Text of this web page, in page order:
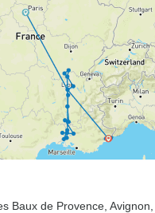
Baux de Provence , Avignon